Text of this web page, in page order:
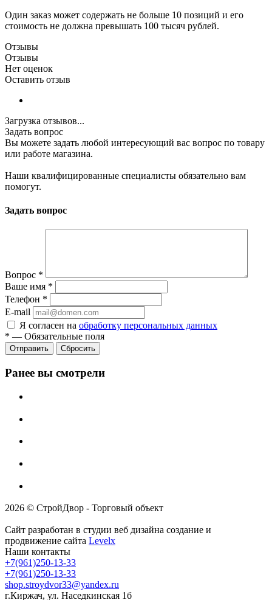
Один заказ может содержать не больше 10 позиций и его
стоимость не должна превышать 100 тысяч рублей.
Отзывы
Отзывы
Нет оценок
Оставить отзыв
Загрузка отзывов...
Задать вопрос
Вы можете задать любой интересующий вас вопрос по товару
или работе магазина.
Наши квалифицированные специалисты обязательно вам
помогут.
Задать вопрос
Вопрос *
Ваше имя *
Телефон *
E-mail
Я согласен на обработку персональных данных
* — Обязательные поля
Отправить Сбросить
Ранее вы смотрели
2026 © СтройДвор - Торговый объект
Сайт разработан в студии веб дизайна создание и
продвижение сайта Levelx
Наши контакты
+7(961)250-13-33
+7(961)250-13-33
shop.stroydvor33@yandex.ru
г.Киржач, ул. Наседкинская 1б